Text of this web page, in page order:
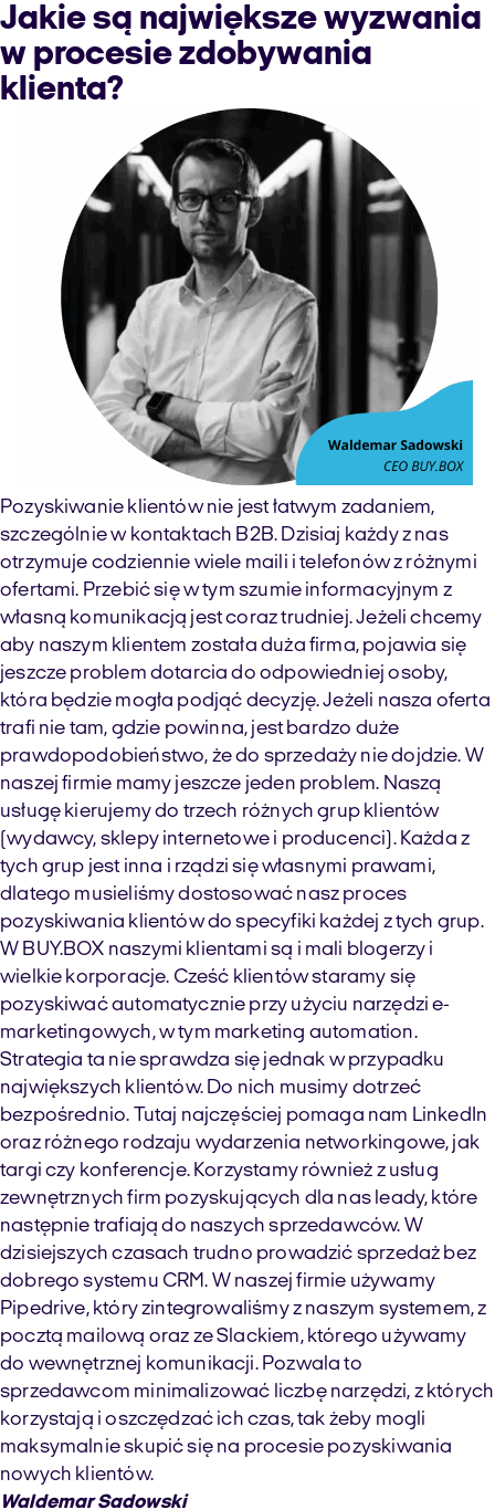
Jakie są największe wyzwania
w procesie zdobywania
klienta?
Pozyskiwanie klientów nie jest łatwym zadaniem,
szczególnie w kontaktach B2B. Dzisiaj każdy z nas
otrzymuje codziennie wiele maili i telefonów z różnymi
ofertami. Przebić się w tym szumie informacyjnym z
własną komunikacją jest coraz trudniej. Jeżeli chcemy
aby naszym klientem została duża firma, pojawia się
jeszcze problem dotarcia do odpowiedniej osoby,
która będzie mogła podjąć decyzję. Jeżeli nasza oferta
trafi nie tam, gdzie powinna, jest bardzo duże
prawdopodobieństwo, że do sprzedaży nie dojdzie. W
naszej firmie mamy jeszcze jeden problem. Naszą
usługę kierujemy do trzech różnych grup klientów
(wydawcy, sklepy internetowe i producenci). Każda z
tych grup jest inna i rządzi się własnymi prawami,
dlatego musieliśmy dostosować nasz proces
pozyskiwania klientów do specyfiki każdej z tych grup.
W BUY.BOX naszymi klientami są i mali blogerzy i
wielkie korporacje. Cześć klientów staramy się
pozyskiwać automatycznie przy użyciu narzędzi e-
marketingowych, w tym marketing automation.
Strategia ta nie sprawdza się jednak w przypadku
największych klientów. Do nich musimy dotrzeć
bezpośrednio. Tutaj najczęściej pomaga nam LinkedIn
oraz różnego rodzaju wydarzenia networkingowe, jak
targi czy konferencje. Korzystamy również z usług
zewnętrznych firm pozyskujących dla nas leady, które
następnie trafiają do naszych sprzedawców. W
dzisiejszych czasach trudno prowadzić sprzedaż bez
dobrego systemu CRM. W naszej firmie używamy
Pipedrive, który zintegrowaliśmy z naszym systemem, z
pocztą mailową oraz ze Slackiem, którego używamy
do wewnętrznej komunikacji. Pozwala to
sprzedawcom minimalizować liczbę narzędzi, z których
korzystają i oszczędzać ich czas, tak żeby mogli
maksymalnie skupić się na procesie pozyskiwania
nowych klientów.
Waldemar Sadowski